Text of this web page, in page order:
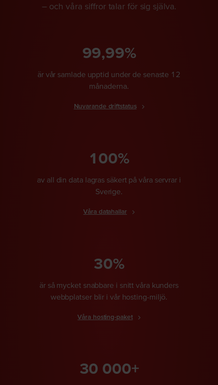
– och våra siffror talar för sig själva.
99,99%
är vår samlade upptid under de senaste 12
månaderna.
Nuvarande driftstatus
100%
av all din data lagras säkert på våra servrar i
Sverige.
Våra datahallar
30%
är så mycket snabbare i snitt våra kunders
webbplatser blir i vår hosting-miljö.
Våra hosting-paket
30 000+